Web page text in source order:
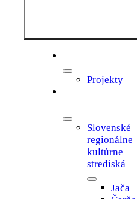
Projekty
Slovenské
regionálne
kultúrne
strediská
Jača